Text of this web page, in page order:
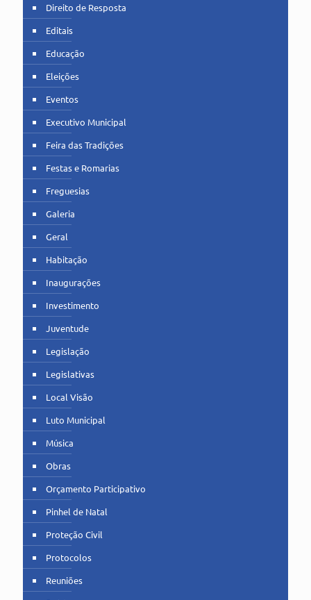
Direito de Resposta
Editais
Educação
Eleições
Eventos
Executivo Municipal
Feira das Tradições
Festas e Romarias
Freguesias
Galeria
Geral
Habitação
Inaugurações
Investimento
Juventude
Legislação
Legislativas
Local Visão
Luto Municipal
Música
Obras
Orçamento Participativo
Pinhel de Natal
Proteção Civil
Protocolos
Reuniões